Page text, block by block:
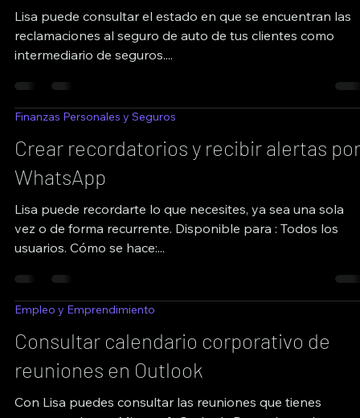
Lisa puede consultar el estado en que se encuentran las
reclamaciones al seguro de auto de tus clientes como
intermediario de seguros....
Finanzas Personales y Seguros
Crear recordatorios y recibir alertas
WhatsApp
Lisa puede recordarte lo que necesites, ya sea una sola
vez o de forma recurrente. Disponible para : Todos los
usuarios. Cómo se hace:...
Empleo y Emprendimiento
Consultar calendario corporativo de
reuniones en Outlook
Con Lisa puedes consultar las reuniones que tienes